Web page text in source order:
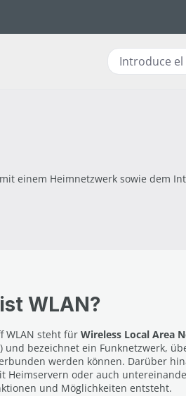
einem Heimnetzwerk sowie dem
WLAN?
WLAN steht für Wireless Local Area
) und bezeichnet ein Funknetzwerk,
werden können. Darüber
Heimservern oder auch
und Möglichkeiten entsteht.